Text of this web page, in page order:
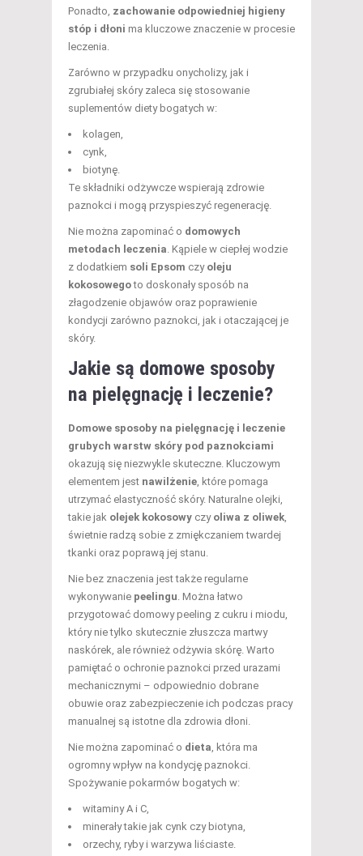
Ponadto, zachowanie odpowiedniej higieny
stóp i dłoni ma kluczowe znaczenie w procesie
leczenia.
Zarówno w przypadku onycholizy, jak i
zgrubiałej skóry zaleca się stosowanie
suplementów diety bogatych w:
kolagen,
cynk,
biotynę.
Te składniki odżywcze wspierają zdrowie
paznokci i mogą przyspieszyć regenerację.
Nie można zapominać o domowych
metodach leczenia . Kąpiele w ciepłej wodzie
z dodatkiem soli Epsom czy oleju
kokosowegoto doskonały sposób na
złagodzenie objawów oraz poprawienie
kondycji zarówno paznokci, jak i otaczającej je
skóry.
Jakie są domowe sposoby
na pielęgnację i leczenie?
Domowe sposoby na pielęgnację i leczenie
grubych warstw skóry pod paznokciami
okazują się niezwykle skuteczne. Kluczowym
elementem jest nawilżenie , które pomaga
utrzymać elastyczność skóry. Naturalne olejki,
takie jak olejek kokosowy czy oliwa z oliwek
świetnie radzą sobie z zmiękczaniem twardej
tkanki oraz poprawą jej stanu.
Nie bez znaczenia jest także regularne
wykonywanie peelingu . Można łatwo
przygotować domowy peeling z cukru i miodu,
który nie tylko skutecznie złuszcza martwy
naskórek, ale również odżywia skórę. Warto
pamiętać o ochronie paznokci przed urazami
mechanicznymi – odpowiednio dobrane
obuwie oraz zabezpieczenie ich podczas pracy
manualnej są istotne dla zdrowia dłoni.
Nie można zapominać o dieta , która ma
ogromny wpływ na kondycję paznokci.
Spożywanie pokarmów bogatych w:
witaminy A i C,
minerały takie jak cynk czy biotyna,
orzechy, ryby i warzywa liściaste.